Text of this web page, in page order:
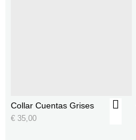
Collar Cuentas Grises
€35,00